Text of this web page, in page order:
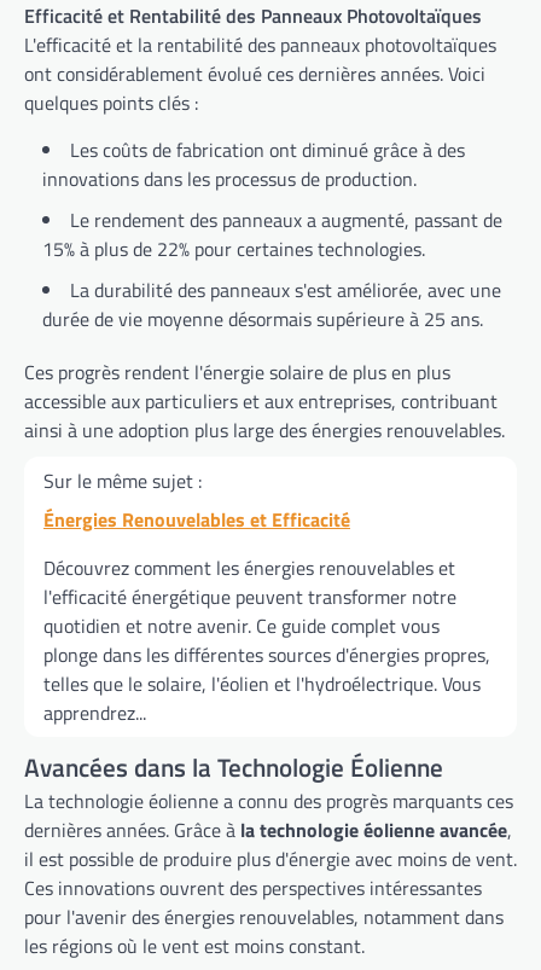
Efficacité et Rentabilité des Panneaux Photovoltaïques
L'efficacité et la rentabilité des panneaux photovoltaïques
ont considérablement évolué ces dernières années. Voici
quelques points clés :
Les coûts de fabrication ont diminué grâce à des
innovations dans les processus de production.
Le rendement des panneaux a augmenté, passant de
15% à plus de 22% pour certaines technologies.
La durabilité des panneaux s'est améliorée, avec une
durée de vie moyenne désormais supérieure à 25 ans.
Ces progrès rendent l'énergie solaire de plus en plus
accessible aux particuliers et aux entreprises, contribuant
ainsi à une adoption plus large des énergies renouvelables.
Sur le même sujet :
Énergies Renouvelables et Efficacité
Découvrez comment les énergies renouvelables et
l'efficacité énergétique peuvent transformer notre
quotidien et notre avenir. Ce guide complet vous
plonge dans les différentes sources d'énergies propres,
telles que le solaire, l'éolien et l'hydroélectrique. Vous
apprendrez...
Avancées dans la Technologie Éolienne
La technologie éolienne a connu des progrès marquants ces
dernières années. Grâce à la technologie éolienne avancée,
il est possible de produire plus d'énergie avec moins de vent.
Ces innovations ouvrent des perspectives intéressantes
pour l'avenir des énergies renouvelables, notamment dans
les régions où le vent est moins constant.